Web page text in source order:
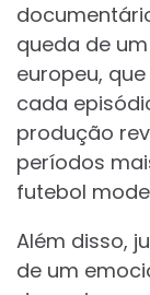
queda de
europeu,
cada
produção
períodos
futebol
Além disso,
de um